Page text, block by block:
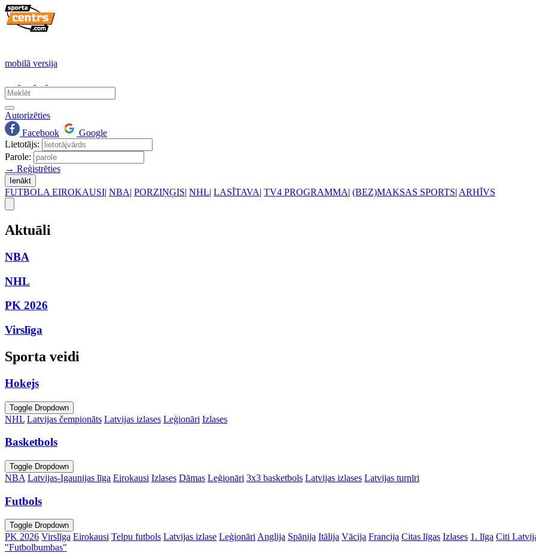
mobilā versija
Autorizēties
Facebook
Google
Lietotājs:
Parole:
→ Reģistrēties
Ienākt
FUTBOLA EIROKAUSI| NBA| PORZIŅĢIS| NHL| LASĪTAVA| TV4 PROGRAMMA| (BEZ)MAKSAS SPORTS| ARHĪVS
Aktuāli
NBA
NHL
PK 2026
Virslīga
Sporta veidi
Hokejs
Toggle Dropdown
NHL Latvijas čempionāts Latvijas izlases Leģionāri Izlases
Basketbols
Toggle Dropdown
NBA Latvijas-Igaunijas līga Eirokausi Izlases Dāmas Leģionāri 3x3 basketbols Latvijas izlases Latvijas turnīri
Futbols
Toggle Dropdown
PK 2026 Virslīga Eirokausi Telpu futbols Latvijas izlase Leģionāri Anglija Spānija Itālija Vācija Francija Citas līgas Izlases 1. līga Citi
"Futbolbumbas"